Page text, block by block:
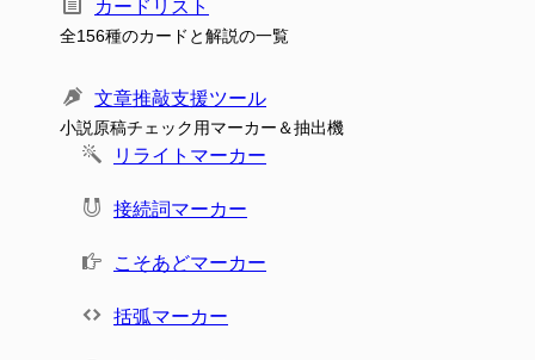
カードリスト
全156種のカードと解説の一覧
文章推敲支援ツール
小説原稿チェック用マーカー＆抽出機
リライトマーカー
接続詞マーカー
こそあどマーカー
括弧マーカー